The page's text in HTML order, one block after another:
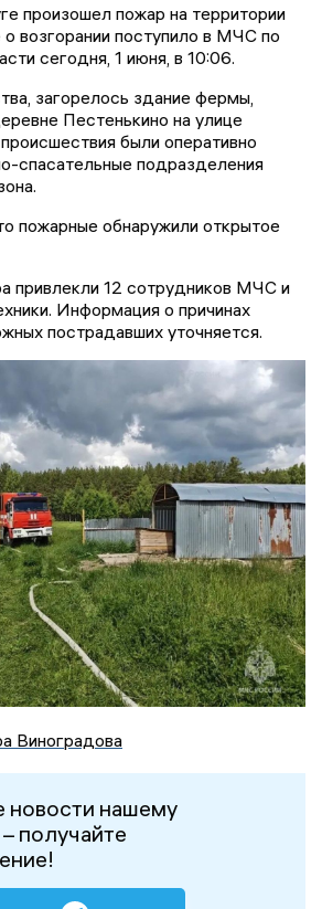
произошел пожар на территории
возгорании поступило в МЧС по
сегодня, 1 июня, в 10:06.
загорелось здание фермы,
Пестенькино на улице
были оперативно
спасательные подразделения
пожарные обнаружили открытое
привлекли 12 сотрудников МЧС и
Информация о причинах
пострадавших уточняется.
Виноградова
новости нашему
получайте